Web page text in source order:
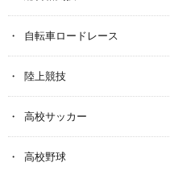
自転車ロードレース
陸上競技
高校サッカー
高校野球